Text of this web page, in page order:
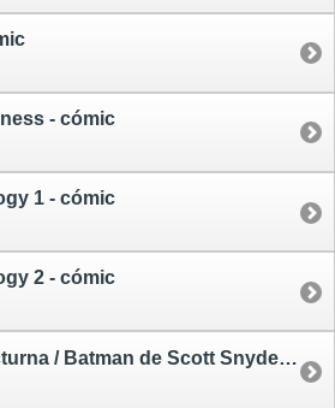
- cómic
1 - cómic
2 - cómic
Vigilancia Nocturna / Batman de Scott Snyder 9 - cómic